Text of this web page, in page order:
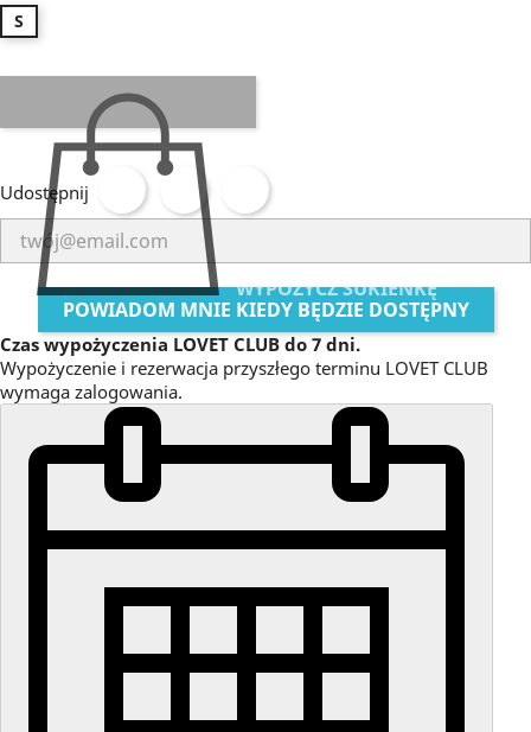
S
WYPOŻYCZ SUKIENKĘ
Udostępnij
POWIADOM MNIE KIEDY BĘDZIE DOSTĘPNY
Czas wypożyczenia LOVET CLUB do 7 dni.
Wypożyczenie i rezerwacja przyszłego terminu LOVET CLUB
wymaga zalogowania.